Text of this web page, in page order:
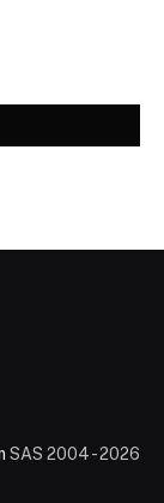
SAS 2004 - 2026